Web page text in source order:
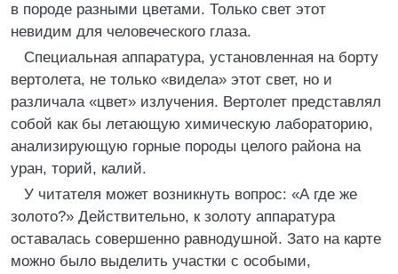
в породе разными цветами. Только свет этот
невидим для человеческого глаза.
Специальная аппаратура, установленная на борту
вертолета, не только «видела» этот свет, но и
различала «цвет» излучения. Вертолет представлял
собой как бы летающую химическую лабораторию,
анализирующую горные породы целого района на
уран, торий, калий.
У читателя может возникнуть вопрос: «А где же
золото?» Действительно, к золоту аппаратура
оставалась совершенно равнодушной. Зато на карте
можно было выделить участки с особыми,